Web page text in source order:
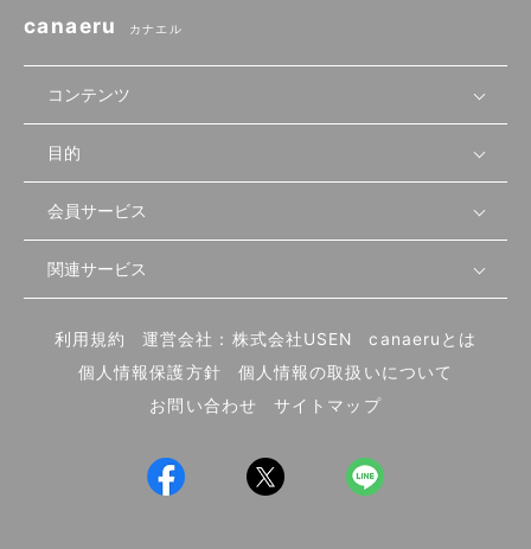
canaeru カナエル
コンテンツ
無料開業相談
セミナー情報
セミナー動画
物件を探す
首都圏
北海道
先輩開業者の声
開業・経営に関する記事
編集ポリシー
業態別の開業方法
UIターン開業特集
目的
店舗運営
物件
内装・設備
食材・仕入れ
会員サービス
会員登録
ログイン
関連サービス
飲食店サクセスガイド（外部サイト）
利用規約 運営会社：株式会社USEN
canaeruとは
個人情報保護方針
個人情報の取扱いについて
お問い合わせ
サイトマップ